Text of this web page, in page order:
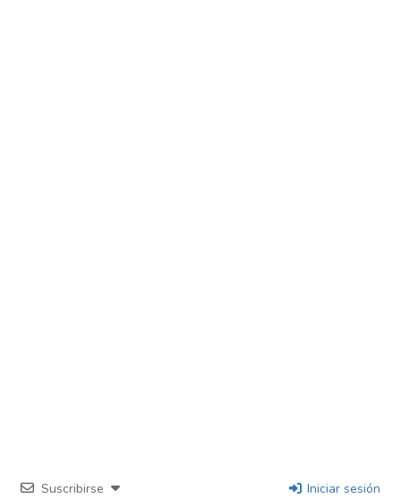
Suscribirse Iniciar sesión